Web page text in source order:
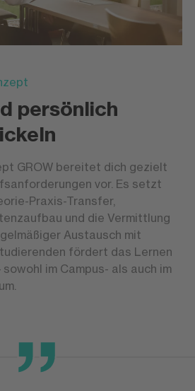
persönlich
GROW bereitet dich gezielt
vor. Es setzt
Praxis-Transfer,
und die Vermittlung
Austausch mit
fördert das Lernen
im Campus- als auch im